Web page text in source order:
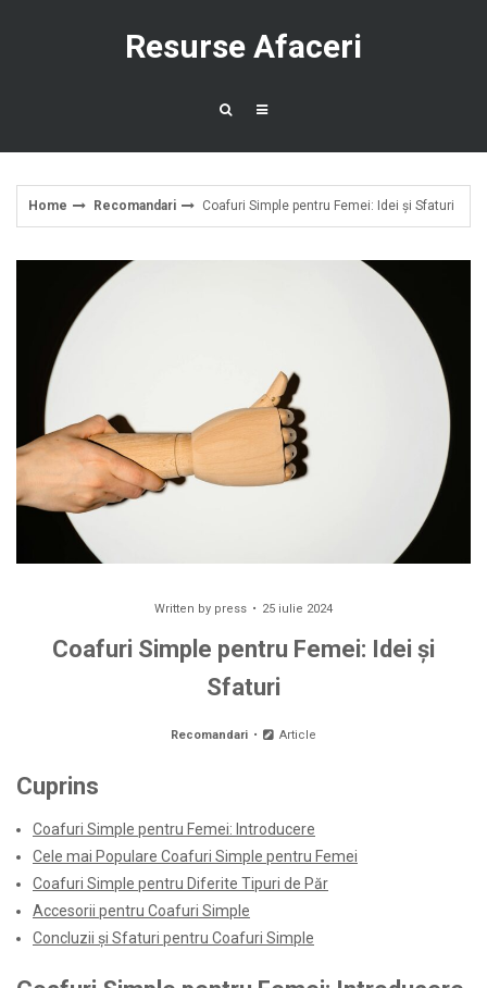
Resurse Afaceri
Home Recomandari Coafuri Simple pentru Femei: Idei și Sfaturi
Written by press 25 iulie 2024
Coafuri Simple pentru Femei: Idei și
Sfaturi
Recomandari Article
Cuprins
Coafuri Simple pentru Femei: Introducere
Cele mai Populare Coafuri Simple pentru Femei
Coafuri Simple pentru Diferite Tipuri de Păr
Accesorii pentru Coafuri Simple
Concluzii și Sfaturi pentru Coafuri Simple